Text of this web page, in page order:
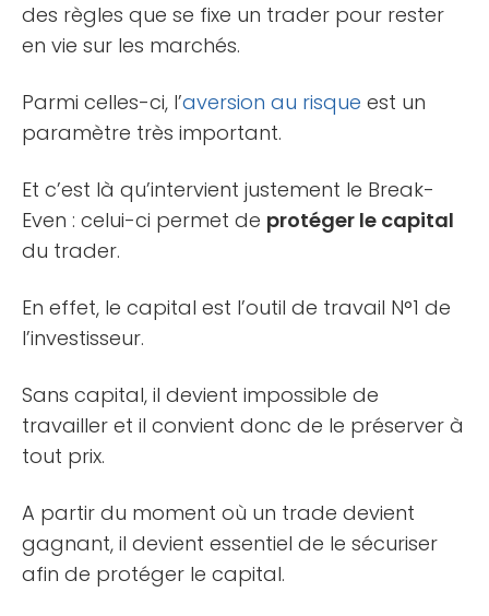
des règles que se fixe un trader pour rester
en vie sur les marchés.
Parmi celles-ci, l’aversion au risque est un
paramètre très important.
Et c’est là qu’intervient justement le Break-
Even : celui-ci permet de protéger le capital
du trader.
En effet, le capital est l’outil de travail N°1 de
l’investisseur.
Sans capital, il devient impossible de
travailler et il convient donc de le préserver à
tout prix.
A partir du moment où un trade devient
gagnant, il devient essentiel de le sécuriser
afin de protéger le capital.